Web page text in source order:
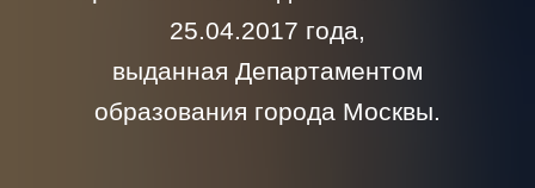
25.04.2017 года,
выданная Департаментом
образования города Москвы.